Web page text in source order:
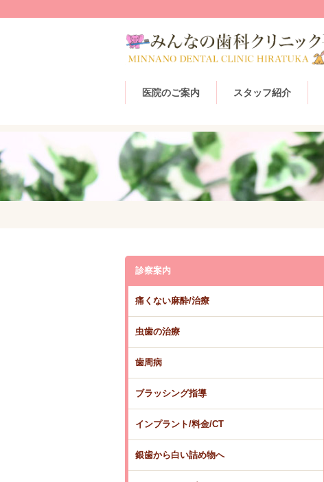
医院のご案内 スタッフ紹介
診察案内
痛くない麻酔/治療
虫歯の治療
歯周病
ブラッシング指導
インプラント/料金/CT
銀歯から白い詰め物へ